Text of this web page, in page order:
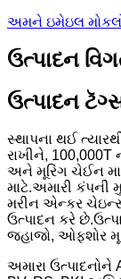
અમને ઇમેઇલ
ઉત્પાદન
ઉત્પાદન
સ્થાપના થઈ
રાખીને,
અને મૂરિંગ ચેઈન
માટે.અમારી કંપની
મરીન એન્કર
ઉત્પાદન કરે
જહાજો, ઓફશોર
અમારા ઉત્પાદનોને